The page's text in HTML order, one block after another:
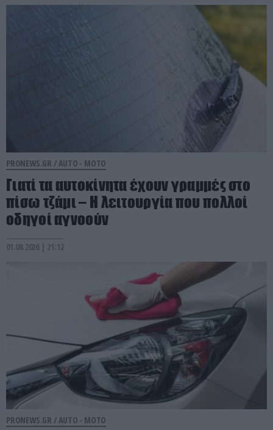
PRONEWS.GR /AUTO - MOTO
Γιατί τα αυτοκίνητα έχουν γραμμές στο
πίσω τζάμι – Η λειτουργία που πολλοί
οδηγοί αγνοούν
01.08.2026 | 21:12
PRONEWS.GR / AUTO - MOTO